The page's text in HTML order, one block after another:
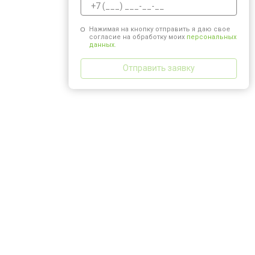
Нажимая на кнопку отправить я даю свое
согласие на обработку моих персональных
данных.
Отправить заявку